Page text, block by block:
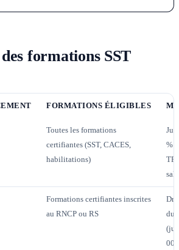
formations SST
FORMATIONS ÉLIGIBLES
Toutes les formations
certifiantes (SST, CACES,
habilitations)
%
Formations certifiantes inscrites
au RNCP ou RS
du